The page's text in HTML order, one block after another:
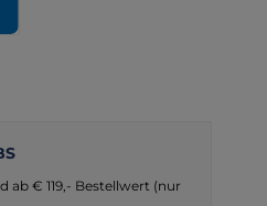
ab € 119,- Bestellwert (nur